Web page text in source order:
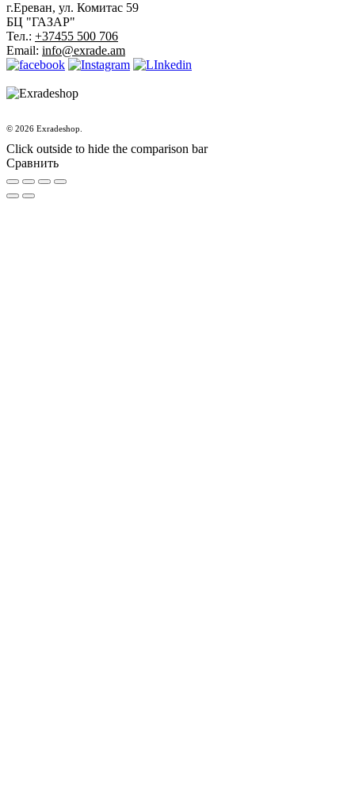
г.Ереван, ул. Комитас 59
БЦ "ГАЗАР"
Тел.: +37455 500 706
Email: info@exrade.am
© 2026 Exradeshop.
Click outside to hide the comparison bar
Сравнить